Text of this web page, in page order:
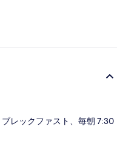
レックファスト、毎朝 7:30